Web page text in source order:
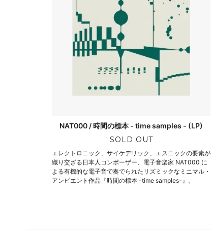
NAT000 / 時間の標本 - time samples - (LP)
SOLD OUT
エレクトロニック、サイケデリック、エスニックの要素が
織り交ざる日本人コンポーザー、電子音楽家 NAT000 に
よる有機的な電子音で奏でられたリズミックなミニマル・
アンビエント作品『時間の標本 -time samples-』。